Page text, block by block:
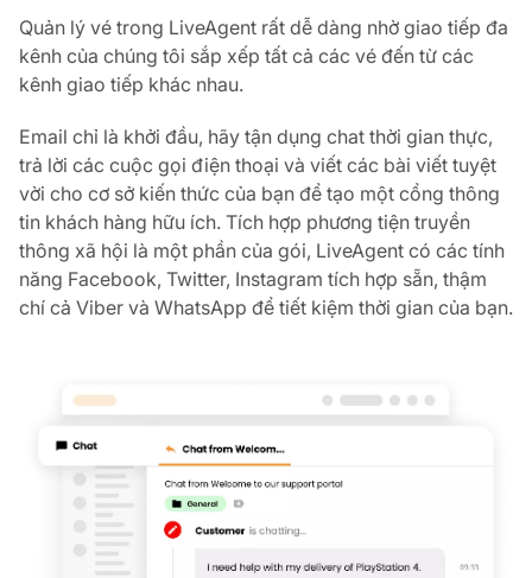
Quản lý vé trong LiveAgent rất dễ dàng nhờ giao tiếp đa
kênh của chúng tôi sắp xếp tất cả các vé đến từ các
kênh giao tiếp khác nhau.
Email chỉ là khởi đầu, hãy tận dụng chat thời gian thực,
trả lời các cuộc gọi điện thoại và viết các bài viết tuyệt
vời cho cơ sở kiến thức của bạn để tạo một cổng thông
tin khách hàng hữu ích. Tích hợp phương tiện truyền
thông xã hội là một phần của gói, LiveAgent có các tính
năng Facebook, Twitter, Instagram tích hợp sẵn, thậm
chí cả Viber và WhatsApp để tiết kiệm thời gian của bạn.